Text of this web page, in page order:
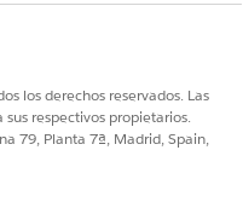
los derechos reservados. Las
respectivos propietarios.
79, Planta 7ª, Madrid, Spain,